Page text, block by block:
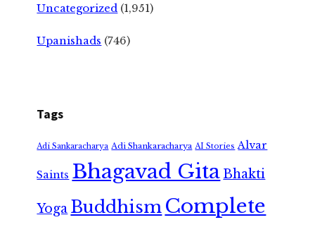
Uncategorized (1,951)
Upanishads (746)
Tags
Adi Sankaracharya Adi Shankaracharya AI Stories Alvar
Saints Bhagavad GitaBhakti
Yoga Buddhism Complete